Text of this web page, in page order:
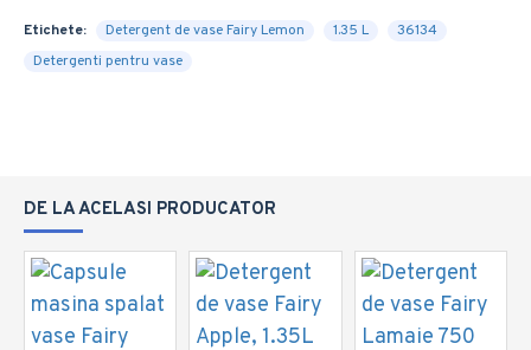
Etichete: Detergent de vase Fairy Lemon 1.35 L
36134
Detergenti pentru vase
DE LA ACELASI PRODUCATOR